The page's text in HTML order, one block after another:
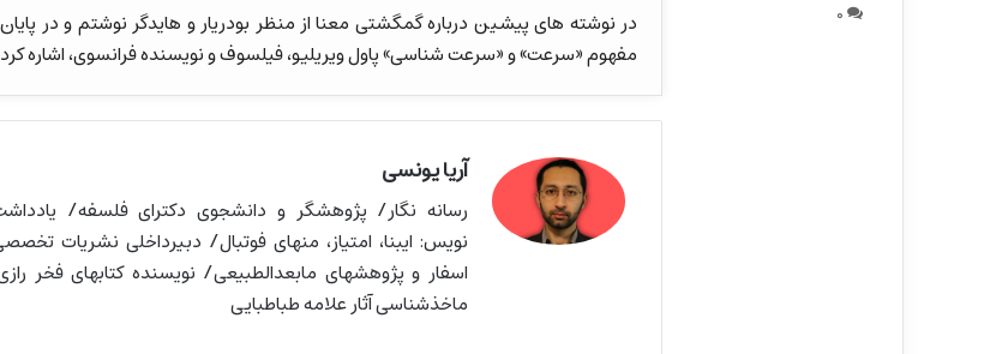
در نوشته های پیشین درباره گمگشتی معنا از منظر بودریار و هایدگر نوشتم و در
مفهوم «سرعت» و «سرعت شناسی» پاول ویریلیو، فیلسوف و نویسنده فرانسوی، اشاره
آریا یونسی
رسانه نگار/ پژوهشگر و دانشجوی دکترای فلسفه/
نویس: ایبنا، امتیاز، منهای فوتبال/ دبیرداخلی نشریات
اسفار و پژوهشهای مابعدالطبیعی/ نویسنده کتابهای فخر
ماخذشناسی آثار علامه طباطبایی
۰